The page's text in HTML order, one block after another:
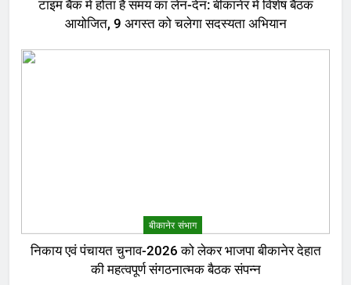
टाइम बैंक में होता है समय का लेन-देन: बीकानेर में विशेष बैठक
आयोजित, 9 अगस्त को चलेगा सदस्यता अभियान
बीकानेर संभाग
निकाय एवं पंचायत चुनाव-2026 को लेकर भाजपा बीकानेर देहात
की महत्वपूर्ण संगठनात्मक बैठक संपन्न